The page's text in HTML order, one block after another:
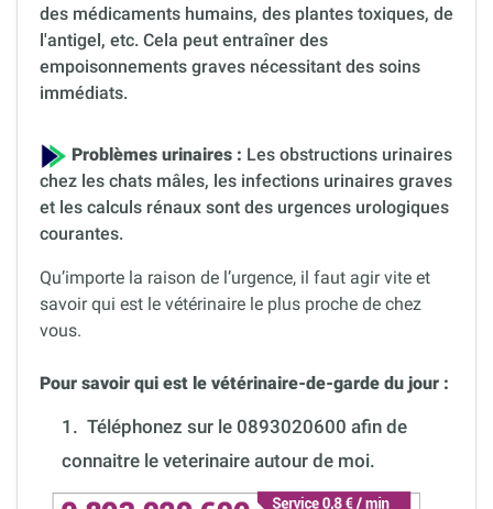
des médicaments humains, des plantes toxiques, de
l'antigel, etc. Cela peut entraîner des
empoisonnements graves nécessitant des soins
immédiats.
Problèmes urinaires : Les obstructions urinaires
chez les chats mâles, les infections urinaires graves
et les calculs rénaux sont des urgences urologiques
courantes.
Qu’importe la raison de l’urgence, il faut agir vite et
savoir qui est le vétérinaire le plus proche de chez
vous.
Pour savoir qui est le vétérinaire-de-garde du jour :
1. Téléphonez sur le 0893020600 afin de
connaitre le veterinaire autour de moi.